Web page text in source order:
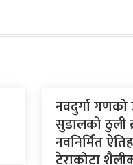
नवदुर्गा गणको
सुडालको ठुली
नवनिर्मित
टेराकोटा